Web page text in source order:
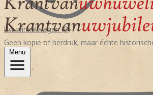
Uw winkelwagen (0)
Geen kopie of herdruk, maar échte
Menu